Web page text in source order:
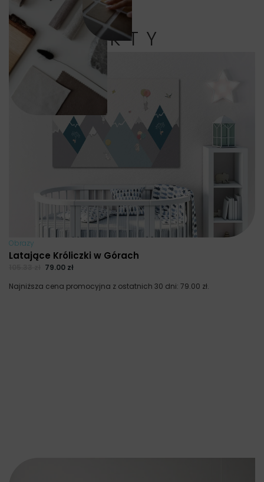
PRODUKTY
Obrazy
Latające Króliczki w Górach
79.00 zł
Najniższa cena promocyjna z ostatnich 30 dni: 79.00 zł.